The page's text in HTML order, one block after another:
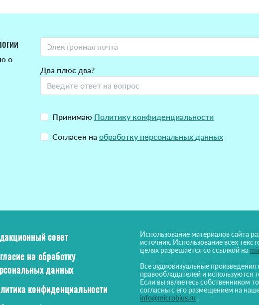
о
Два плюс два?
Принимаю Политику конфиденциальности
Согласен на обработку персональных данных
совет
на обработку
данных
конфиденциальности
Использование материалов сайта
источник. Использование всех
целях разрешается со ссылкой на
Все аудиовизуальные
правообладателей и используются
Если вы являетесь собственником
согласны с его размещением на
info@microbius.ru .